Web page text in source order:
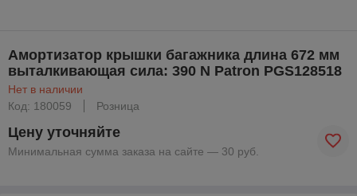
Амортизатор крышки багажника длина 672 мм
выталкивающая сила: 390 N Patron PGS128518
Нет в наличии
Код: 180059
Розница
Цену уточняйте
Минимальная сумма заказа на сайте — 30 руб.